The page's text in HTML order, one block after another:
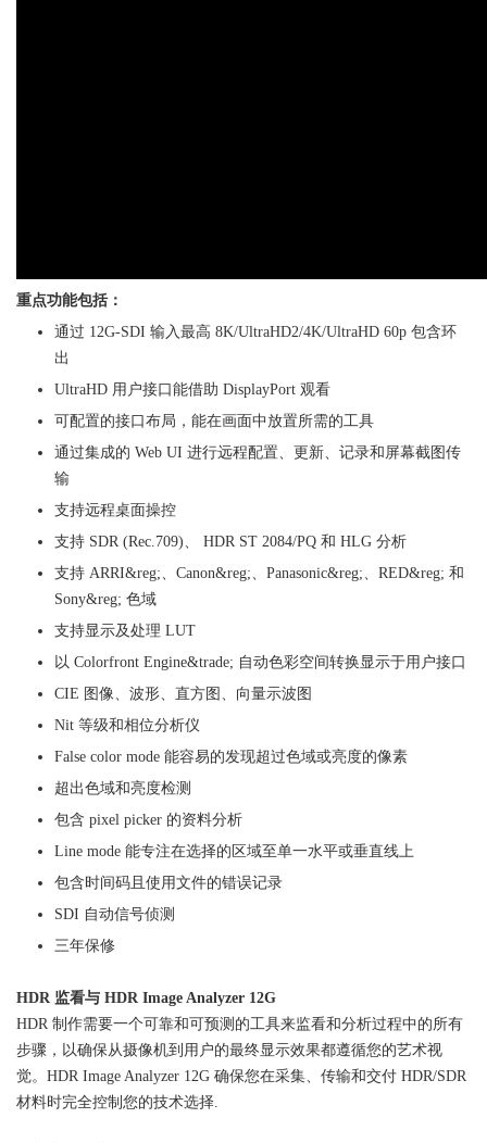
重点功能包括：
通过 12G-SDI 输入最高 8K/UltraHD2/4K/UltraHD 60p 包含环
出
UltraHD 用户接口能借助 DisplayPort 观看
可配置的接口布局，能在画面中放置所需的工具
通过集成的 Web UI 进行远程配置、更新、记录和屏幕截图传
输
支持远程桌面操控
支持 SDR (Rec.709)、 HDR ST 2084/PQ 和 HLG 分析
支持 ARRI&reg;、Canon&reg;、Panasonic&reg;、RED&reg; 和
Sony&reg; 色域
支持显示及处理 LUT
以 Colorfront Engine&trade; 自动色彩空间转换显示于用户接口
CIE 图像、波形、直方图、向量示波图
Nit 等级和相位分析仪
False color mode 能容易的发现超过色域或亮度的像素
超出色域和亮度检测
包含 pixel picker 的资料分析
Line mode 能专注在选择的区域至单一水平或垂直线上
包含时间码且使用文件的错误记录
SDI 自动信号侦测
三年保修
HDR 监看与 HDR Image Analyzer 12G
HDR 制作需要一个可靠和可预测的工具来监看和分析过程中的所有
步骤，以确保从摄像机到用户的最终显示效果都遵循您的艺术视
觉。HDR Image Analyzer 12G 确保您在采集、传输和交付 HDR/SDR
材料时完全控制您的技术选择.